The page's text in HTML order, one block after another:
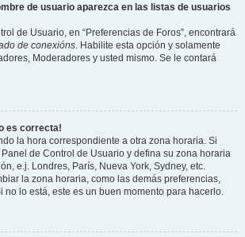
de usuario aparezca en las listas de usuarios
de Usuario, en “Preferencias de Foros”, encontrará
de conexións. Habilite esta opción y solamente
Moderadores y usted mismo. Se le contará
es correcta!
la hora correspondiente a otra zona horaria. Si
de Control de Usuario y defina su zona horaria
e.j. Londres, París, Nueva York, Sydney, etc.
la zona horaria, como las demás preferencias,
no lo está, este es un buen momento para hacerlo.